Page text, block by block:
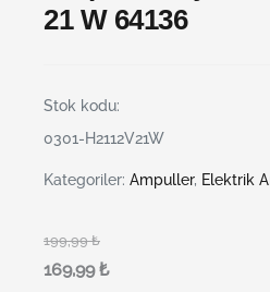
21 W 64136
Stok kodu:
0301-H2112V21W
Kategoriler: Ampuller, Elektrik
199,99₺
169,99₺